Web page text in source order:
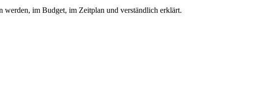
werden, im Budget, im Zeitplan und verständlich erklärt.